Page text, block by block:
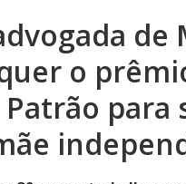
de
o
Patrão para